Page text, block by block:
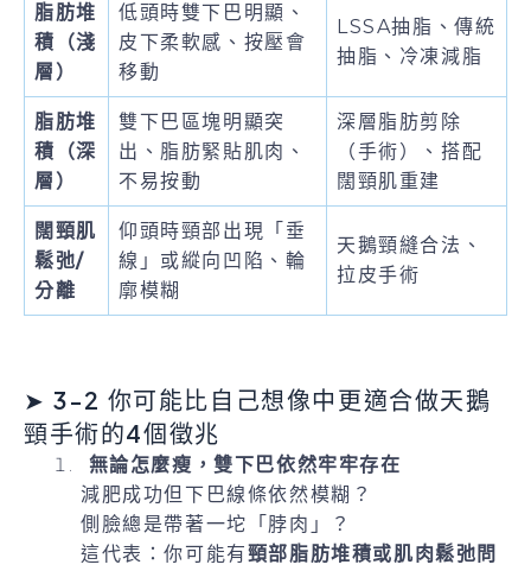
脂肪堆
積（淺
層）
低頭時雙下巴明顯、
皮下柔軟感、按壓會
移動
LSSA抽脂、傳統
抽脂、冷凍減脂
脂肪堆
積（深
層）
雙下巴區塊明顯突
出、脂肪緊貼肌肉、
不易按動
深層脂肪剪除
（手術）、搭配
闊頸肌重建
闊頸肌
鬆弛/
分離
仰頭時頸部出現「垂
線」或縱向凹陷、輪
廓模糊
天鵝頸縫合法、
拉皮手術
➤ 3-2 你可能比自己想像中更適合做天鵝
頸手術的4個徵兆
無論怎麼瘦，雙下巴依然牢牢存在
減肥成功但下巴線條依然模糊？
側臉總是帶著一坨「脖肉」？
這代表：你可能有頸部脂肪堆積或肌肉鬆弛問